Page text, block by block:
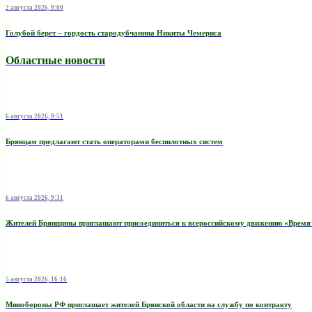
2 августа 2026, 9:00
Голубой берет – гордость стародубчанина Никиты Чемериса
Областные новости
6 августа 2026, 9:51
Брянцам предлагают стать оперaторами бeспилотных систeм
6 августа 2026, 9:31
Жителей Брянщины приглашают присоединиться к всероссийскому движению «Время
5 августа 2026, 16:16
Минобoроны РФ приглaшaет житeлeй Брянской области на службу по контракту